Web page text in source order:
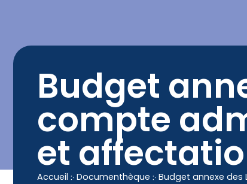
Budget
compte
et
Accueil ჻ Documenthèque ჻ Budget annexe